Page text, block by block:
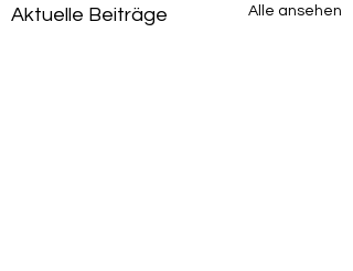
Aktuelle Beiträge Alle ansehen